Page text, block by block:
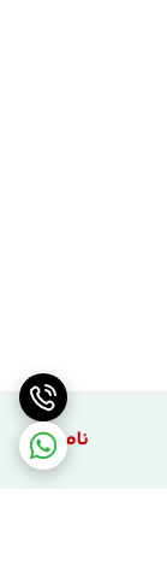
ناموجود